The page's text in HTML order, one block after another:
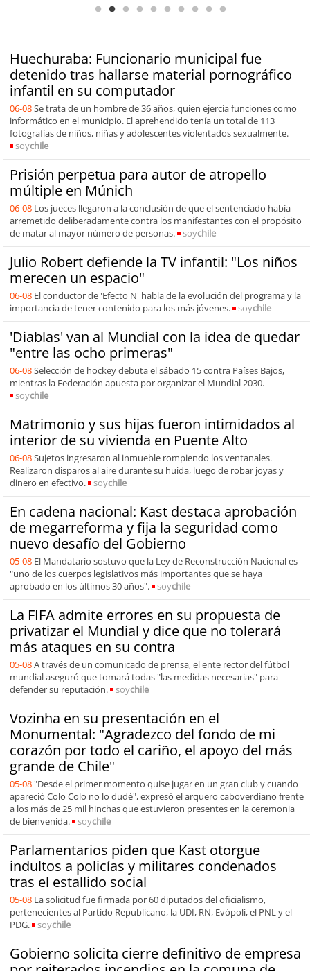
Huechuraba: Funcionario municipal fue
detenido tras hallarse material pornográfico
infantil en su computador
06-08Se trata de un hombre de 36 años, quien ejercía funciones como
informático en el municipio. El aprehendido tenía un total de 113
fotografías de niños, niñas y adolescentes violentados sexualmente.
soychile
Prisión perpetua para autor de atropello
múltiple en Múnich
06-08 Los jueces llegaron a la conclusión de que el sentenciado había
arremetido deliberadamente contra los manifestantes con el propósito
de matar al mayor número de personas.
soychile
Julio Robert defiende la TV infantil: "Los niños
merecen un espacio"
06-08 El conductor de 'Efecto N' habla de la evolución del programa y la
importancia de tener contenido para los más jóvenes.
soychile
'Diablas' van al Mundial con la idea de quedar
"entre las ocho primeras"
06-08Selección de hockey debuta el sábado 15 contra Países Bajos,
mientras la Federación apuesta por organizar el Mundial 2030.
soychile
Matrimonio y sus hijas fueron intimidados al
interior de su vivienda en Puente Alto
06-08Sujetos ingresaron al inmueble rompiendo los ventanales.
Realizaron disparos al aire durante su huida, luego de robar joyas y
dinero en efectivo.
soychile
En cadena nacional: Kast destaca aprobación
de megarreforma y fija la seguridad como
nuevo desafío del Gobierno
05-08 El Mandatario sostuvo que la Ley de Reconstrucción Nacional es
"uno de los cuerpos legislativos más importantes que se haya
aprobado en los últimos 30 años".
soychile
La FIFA admite errores en su propuesta de
privatizar el Mundial y dice que no tolerará
más ataques en su contra
05-08A través de un comunicado de prensa, el ente rector del fútbol
mundial aseguró que tomará todas "las medidas necesarias" para
defender su reputación.
soychile
Vozinha en su presentación en el
Monumental: "Agradezco del fondo de mi
corazón por todo el cariño, el apoyo del más
grande de Chile"
05-08 "Desde el primer momento quise jugar en un gran club y cuando
apareció Colo Colo no lo dudé", expresó el arquero caboverdiano frente
a los más de 25 mil hinchas que estuvieron presentes en la ceremonia
de bienvenida.
soychile
Parlamentarios piden que Kast otorgue
indultos a policías y militares condenados
tras el estallido social
05-08 La solicitud fue firmada por 60 diputados del oficialismo,
pertenecientes al Partido Republicano, la UDI, RN, Evópoli, el PNL y el
PDG.
soychile
Gobierno solicita cierre definitivo de empresa